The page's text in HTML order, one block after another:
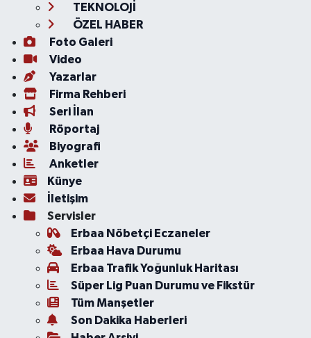
TEKNOLOJİ
ÖZEL HABER
Foto Galeri
Video
Yazarlar
Firma Rehberi
Seri İlan
Röportaj
Biyografi
Anketler
Künye
İletişim
Servisler
Erbaa Nöbetçi Eczaneler
Erbaa Hava Durumu
Erbaa Trafik Yoğunluk Haritası
Süper Lig Puan Durumu ve Fikstür
Tüm Manşetler
Son Dakika Haberleri